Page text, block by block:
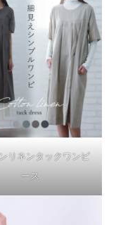
リネンタックワンピ
ース